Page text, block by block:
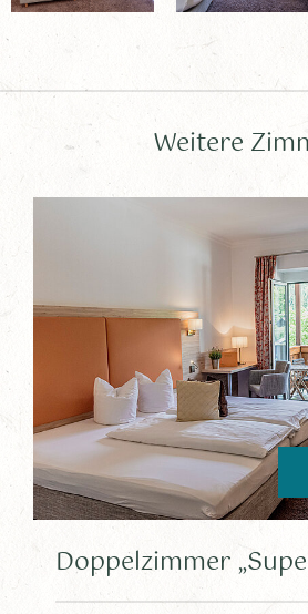
Weitere
Doppelzimmer